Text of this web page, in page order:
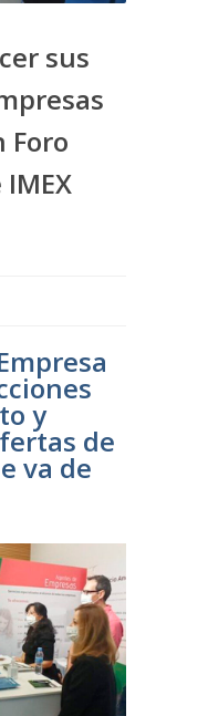
sus
Foro
y
de
va de